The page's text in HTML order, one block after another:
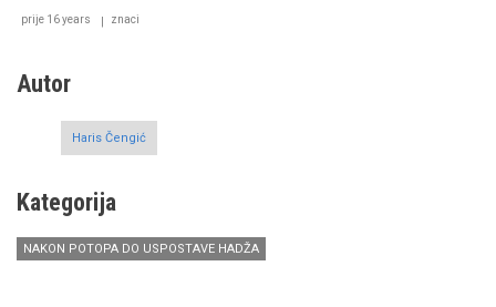
prije 16 years znaci
Autor
Haris Čengić
Kategorija
NAKON POTOPA DO USPOSTAVE HADŽA